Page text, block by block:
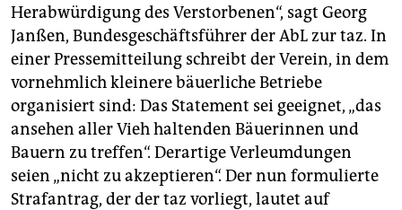
Herabwürdigung des Verstorbenen“, sagt Georg
Janßen, Bundesgeschäftsführer der AbL zur taz. In
einer Pressemitteilung schreibt der Verein, in dem
vornehmlich kleinere bäuerliche Betriebe
organisiert sind: Das Statement sei geeignet, „das
ansehen aller Vieh haltenden Bäuerinnen und
Bauern zu treffen“. Derartige Verleumdungen
seien „nicht zu akzeptieren“. Der nun formulierte
Strafantrag, der der taz vorliegt, lautet auf